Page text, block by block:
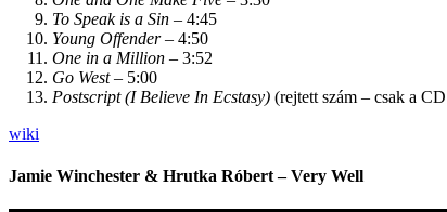
To Speak is a Sin – 4:45
Young Offender– 4:50
One in a Million – 3:52
Go West– 5:00
Postscript (I Believe In Ecstasy) (rejtett szám – csak a
wiki
Jamie Winchester & Hrutka Róbert – Very Well